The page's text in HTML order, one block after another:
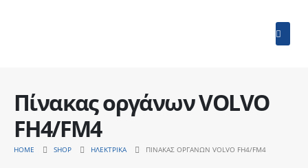
Πίνακας οργάνων VOLVO
FH4/FM4
HOME SHOP ΗΛΕΚΤΡΙΚΆ ΠΊΝΑΚΑΣ ΟΡΓΆΝΩΝ VOLVO FH4/FM4